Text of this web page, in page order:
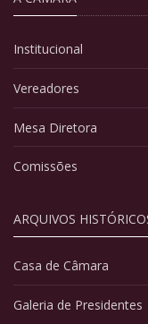
Institucional
Vereadores
Mesa Diretora
Comissões
ARQUIVOS
Casa de Câmara
Galeria de Presidentes